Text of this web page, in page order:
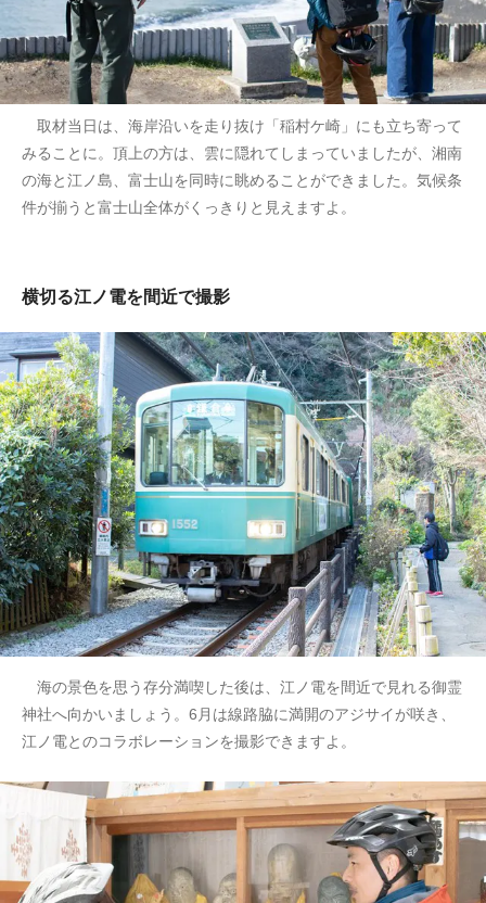
取材当日は、海岸沿いを走り抜け「稲村ケ崎」にも立ち寄って
みることに。頂上の方は、雲に隠れてしまっていましたが、湘南
の海と江ノ島、富士山を同時に眺めることができました。気候条
件が揃うと富士山全体がくっきりと見えますよ。
横切る江ノ電を間近で撮影
海の景色を思う存分満喫した後は、江ノ電を間近で見れる御霊
神社へ向かいましょう。6月は線路脇に満開のアジサイが咲き、
江ノ電とのコラボレーションを撮影できますよ。